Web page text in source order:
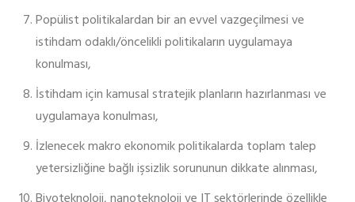
Popülist politikalardan bir an evvel vazgeçilmesi ve
istihdam odaklı/öncelikli politikaların uygulamaya
konulması,
İstihdam için kamusal stratejik planların hazırlanması ve
uygulamaya konulması,
İzlenecek makro ekonomik politikalarda toplam talep
yetersizliğine bağlı işsizlik sorununun dikkate alınması,
Biyoteknoloji, nanoteknoloji ve IT sektörlerinde özellikle